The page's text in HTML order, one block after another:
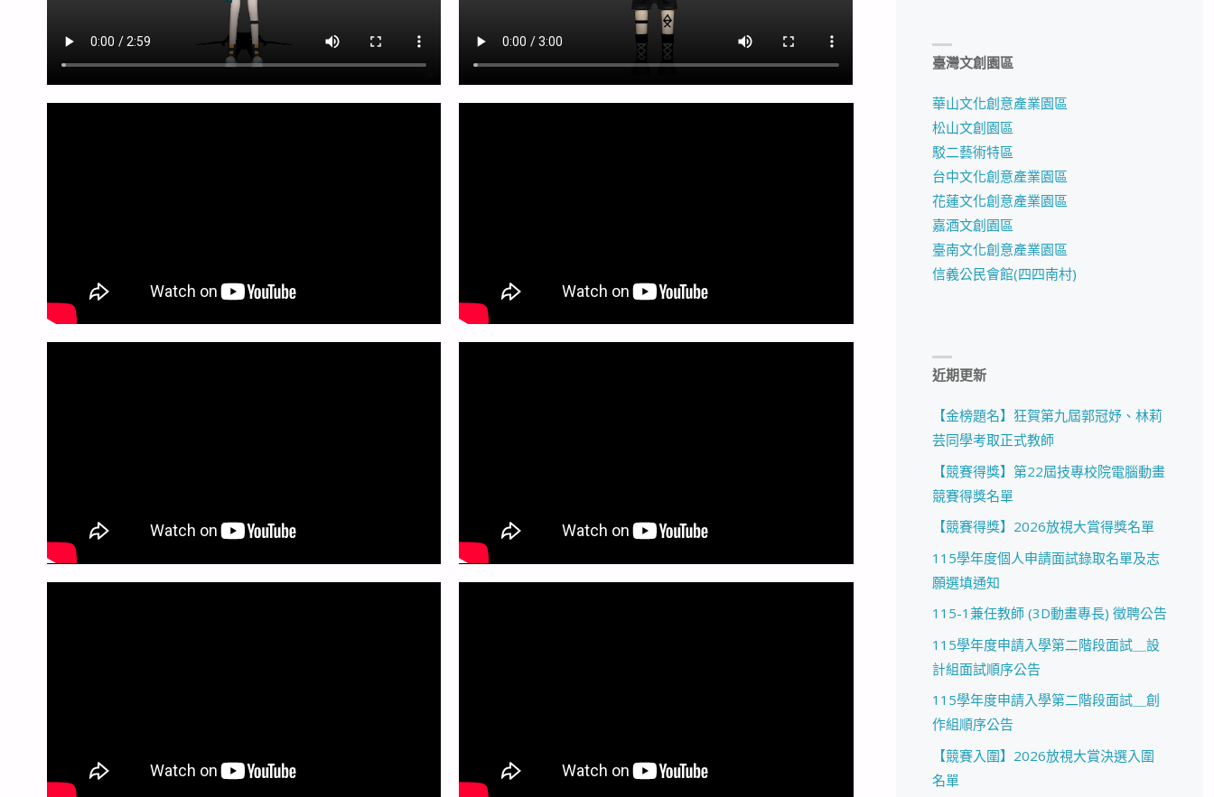
臺灣文創園區
華山文化創意產業園區
松山文創園區
駁二藝術特區
台中文化創意產業園區
花蓮文化創意產業園區
嘉酒文創園區
臺南文化創意產業園區
信義公民會館(四四南村)
近期更新
【金榜題名】狂賀第九屆郭冠妤、林莉
芸同學考取正式教師
【競賽得獎】第22屆技專校院電腦動畫
競賽得獎名單
【競賽得獎】2026放視大賞得獎名單
115學年度個人申請面試錄取名單及志
願選填通知
115-1兼任教師 (3D動畫專長) 徵聘公告
115學年度申請入學第二階段面試＿設
計組面試順序公告
115學年度申請入學第二階段面試＿創
作組順序公告
【競賽入圍】2026放視大賞決選入圍
名單